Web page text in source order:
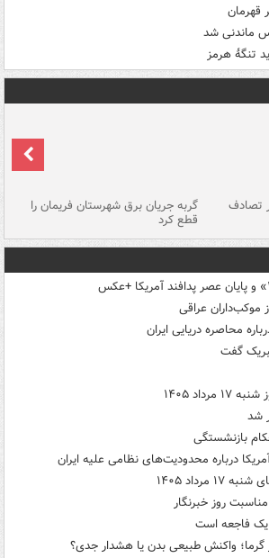
قهرمان
ماندنی شد
تنگۀ هرمز
اثر تصادف گربه جریان برق شهرستان فریمان را
قطع کرد
موکب‌داران عراقی
محاصره دریایی ایران
گفت
۱۴۰۵
شد
بازنشستگی
درباره محدودیت‌های نظامی علیه ایران
۱۴۰۵
روز خبرنگار
یک فاجعه است
واکنش طبیعی بدن یا هشدار جدی؟